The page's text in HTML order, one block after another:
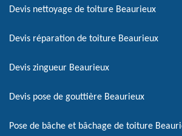
Devis nettoyage de toiture Beaurieux
Devis réparation de toiture Beaurieux
Devis zingueur Beaurieux
Devis pose de gouttière Beaurieux
Pose de bâche et bâchage de toiture